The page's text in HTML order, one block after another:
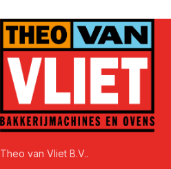
Theo van Vliet B.V..